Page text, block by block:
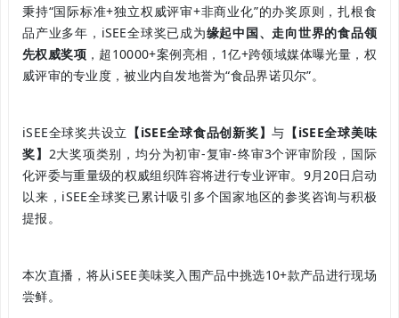
秉持“国际标准+独立权威评审+非商业化”的办奖原则，扎根食
品产业多年，iSEE全球奖已成为缘起中国、走向世界的食品领
先权威奖项 ，超10000+案例亮相，1亿+跨领域媒体曝光量，权
威评审的专业度，被业内自发地誉为“食品界诺贝尔”。
iSEE全球奖共设立 【iSEE全球食品创新奖】与 【iSEE全球美味
奖】 2大奖项类别，均分为初审-复审-终审3个评审阶段，国际
化评委与重量级的权威组织阵容将进行专业评审。9月20日启动
以来，iSEE全球奖已累计吸引多个国家地区的参奖咨询与积极
提报。
本次直播，将从iSEE美味奖入围产品中挑选10+款产品进行现场
尝鲜。